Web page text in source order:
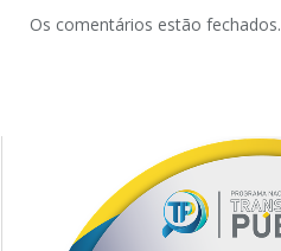
Os comentários estão fechados.